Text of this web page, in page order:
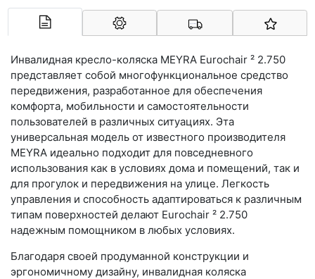
Инвалидная кресло-коляска MEYRA Eurochair ² 2.750
представляет собой многофункциональное средство
передвижения, разработанное для обеспечения
комфорта, мобильности и самостоятельности
пользователей в различных ситуациях. Эта
универсальная модель от известного производителя
MEYRA идеально подходит для повседневного
использования как в условиях дома и помещений, так и
для прогулок и передвижения на улице. Легкость
управления и способность адаптироваться к различным
типам поверхностей делают Eurochair ² 2.750
надежным помощником в любых условиях.
Благодаря своей продуманной конструкции и
эргономичному дизайну, инвалидная коляска